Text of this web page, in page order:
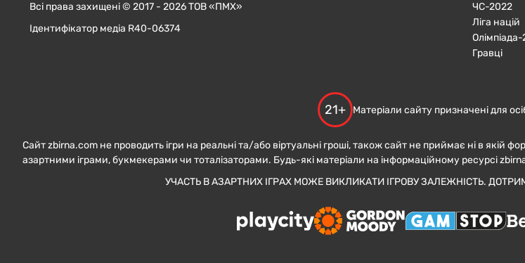
Всі права захищені © 2017 - 2026 ТОВ «ПМХ»
Ідентифікатор медіа R40-06374
ЧC-2022
Ліга націй
Гравці
21+ Матеріали сайту призначені для
Сайт zbirna.com не проводить ігри на реальні та/або віртуальні гроші, також сайт не приймає ні в якій
азартними іграми, букмекерами чи тоталізаторами. Будь-які матеріали на інформаційному ресурсі
УЧАСТЬ В АЗАРТНИХ ІГРАХ МОЖЕ ВИКЛИКАТИ ІГРОВУ ЗАЛЕЖНІСТЬ.